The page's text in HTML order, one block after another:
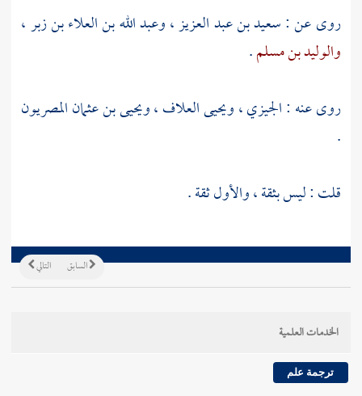
روى عن :سعيد بن عبد العزيز،وعبد الله بن العلاء بن زبر،
والوليد بن مسلم.
روى عنه :الجيزي،ويحيى العلاف،ويحيى بن عثمان المصريون
.
قلت : ليس بثقة ، والأول ثقة .
التالي السابق
الخدمات العلمية
ترجمة علم